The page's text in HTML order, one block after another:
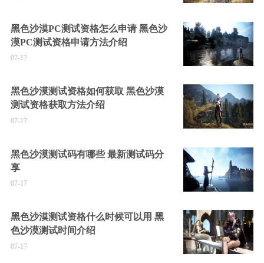
黑色沙漠PC测试资格怎么申请 黑色沙
漠PC测试资格申请方法介绍
07-17
黑色沙漠测试资格如何获取 黑色沙漠
测试资格获取方法介绍
07-17
黑色沙漠测试码有哪些 最新测试码分
享
07-17
黑色沙漠测试资格什么时候可以用 黑
色沙漠测试时间介绍
07-17